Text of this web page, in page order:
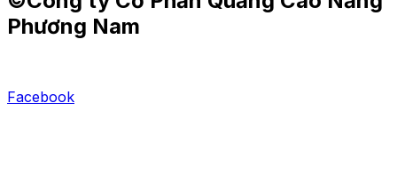
Phương Nam
Facebook